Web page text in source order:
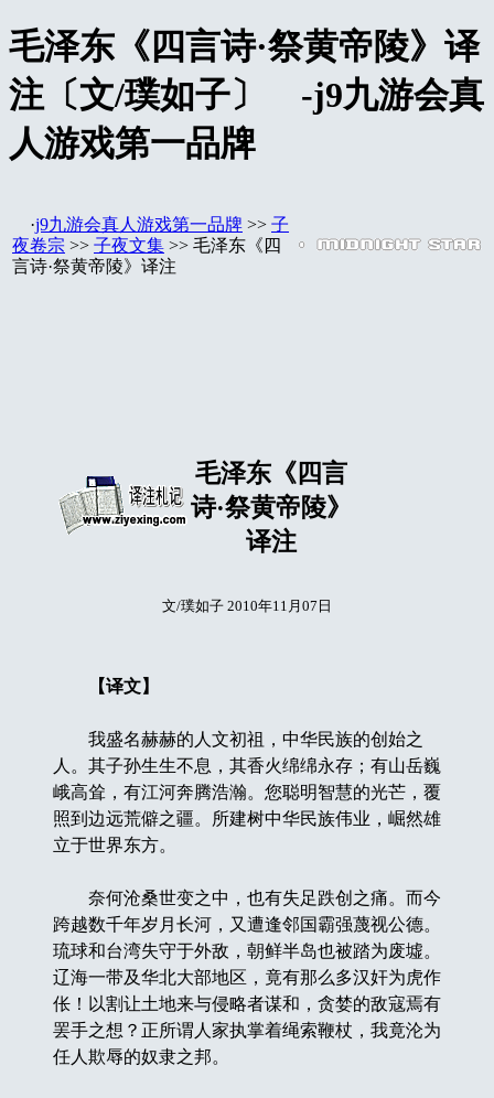
毛泽东《四言诗·祭黄帝陵》译
注〔文/璞如子〕 -j9九游会真
人游戏第一品牌
·j9九游会真人游戏第一品牌 >> 子
夜卷宗 >> 子夜文集 >> 毛泽东《四
言诗·祭黄帝陵》译注
毛泽东《四言
诗·祭黄帝陵》
译注
文/璞如子 2010年11月07日
【译文】
我盛名赫赫的人文初祖，中华民族的创始之
人。其子孙生生不息，其香火绵绵永存；有山岳巍
峨高耸，有江河奔腾浩瀚。您聪明智慧的光芒，覆
照到边远荒僻之疆。所建树中华民族伟业，崛然雄
立于世界东方。
奈何沧桑世变之中，也有失足跌创之痛。而今
跨越数千年岁月长河，又遭逢邻国霸强蔑视公德。
琉球和台湾失守于外敌，朝鲜半岛也被踏为废墟。
辽海一带及华北大部地区，竟有那么多汉奸为虎作
伥！以割让土地来与侵略者谋和，贪婪的敌寇焉有
罢手之想？正所谓人家执掌着绳索鞭杖，我竟沦为
任人欺辱的奴隶之邦。